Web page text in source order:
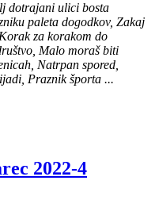
dotrajani ulici bosta
paleta dogodkov, Zakaj
za korakom do
Malo moraš biti
, Natrpan spored,
Praznik športa ...
2022-4